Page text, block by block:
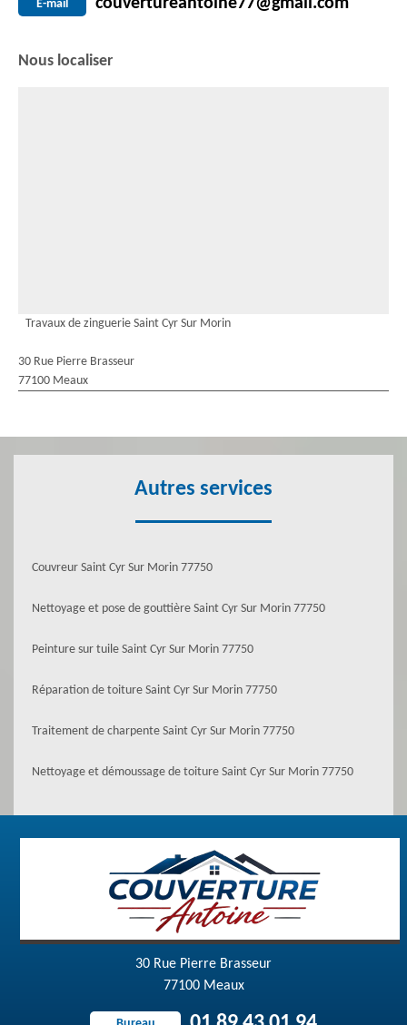
E-mail couvertureantoine77@gmail.com
Nous localiser
Travaux de zinguerie Saint Cyr Sur Morin
30 Rue Pierre Brasseur
77100 Meaux
Autres services
Couvreur Saint Cyr Sur Morin 77750
Nettoyage et pose de gouttière Saint Cyr Sur Morin 77750
Peinture sur tuile Saint Cyr Sur Morin 77750
Réparation de toiture Saint Cyr Sur Morin 77750
Traitement de charpente Saint Cyr Sur Morin 77750
Nettoyage et démoussage de toiture Saint Cyr Sur Morin 77750
30 Rue Pierre Brasseur
77100 Meaux